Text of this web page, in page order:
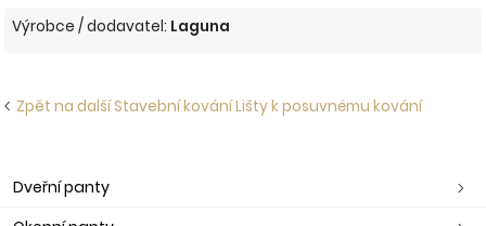
Výrobce / dodavatel: Laguna
Zpět na další Stavební kování Lišty k posuvnému kování
Dveřní panty